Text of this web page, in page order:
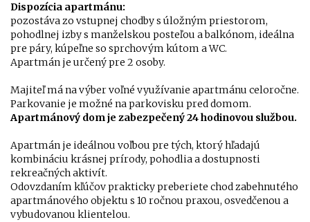
Dispozícia apartmánu:
pozostáva zo vstupnej chodby s úložným priestorom,
pohodlnej izby s manželskou posteľou a balkónom, ideálna
pre páry, kúpeľne so sprchovým kútom a WC.
Apartmán je určený pre 2 osoby.
Majiteľ má na výber voľné využívanie apartmánu celoročne.
Parkovanie je možné na parkovisku pred domom.
Apartmánový dom je zabezpečený 24 hodinovou službou.
Apartmán je ideálnou voľbou pre tých, ktorý hľadajú
kombináciu krásnej prírody, pohodlia a dostupnosti
rekreačných aktivít.
Odovzdaním kľúčov prakticky preberiete chod zabehnutého
apartmánového objektu s 10 ročnou praxou, osvedčenou a
vybudovanou klientelou.